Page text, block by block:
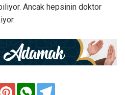
Ancak hepsinin doktor